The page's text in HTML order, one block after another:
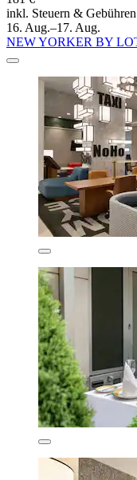
inkl. Steuern & Gebühren
16. Aug.–17. Aug.
NEW YORKER BY